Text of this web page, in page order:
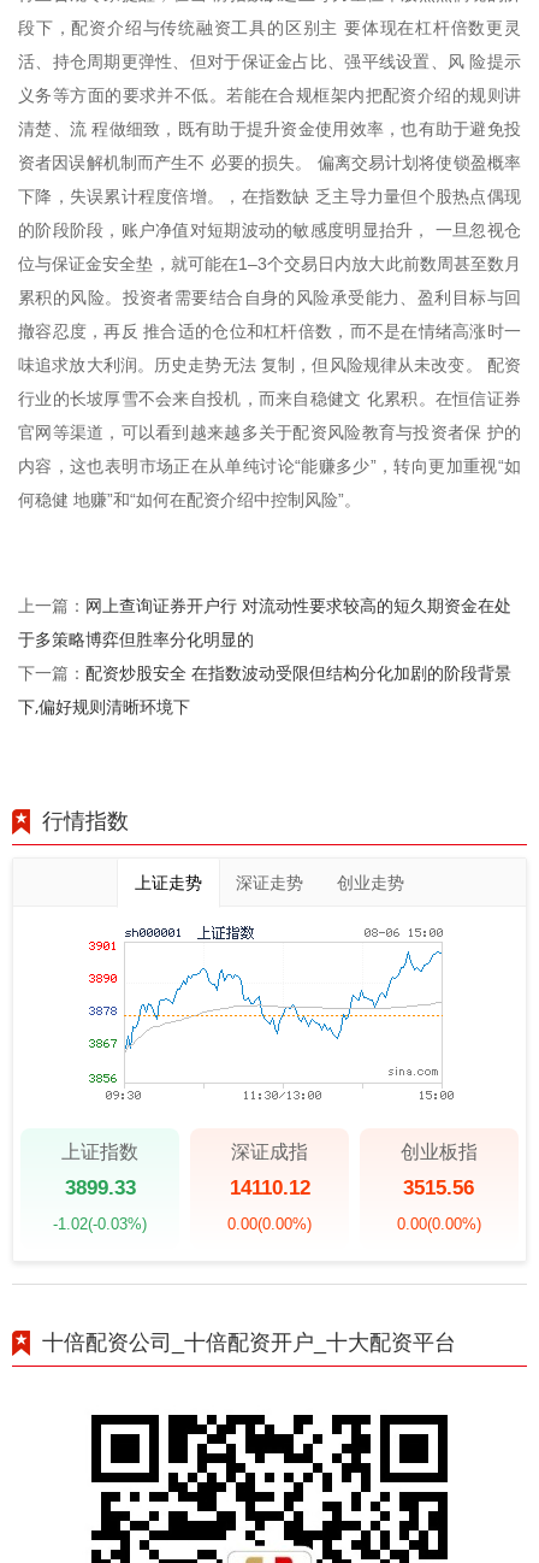
段下，配资介绍与传统融资工具的区别主 要体现在杠杆倍数更灵
活、持仓周期更弹性、但对于保证金占比、强平线设置、风 险提示
义务等方面的要求并不低。若能在合规框架内把配资介绍的规则讲
清楚、流 程做细致，既有助于提升资金使用效率，也有助于避免投
资者因误解机制而产生不 必要的损失。 偏离交易计划将使锁盈概率
下降，失误累计程度倍增。，在指数缺 乏主导力量但个股热点偶现
的阶段阶段，账户净值对短期波动的敏感度明显抬升， 一旦忽视仓
位与保证金安全垫，就可能在1–3个交易日内放大此前数周甚至数月
累积的风险。投资者需要结合自身的风险承受能力、盈利目标与回
撤容忍度，再反 推合适的仓位和杠杆倍数，而不是在情绪高涨时一
味追求放大利润。历史走势无法 复制，但风险规律从未改变。 配资
行业的长坡厚雪不会来自投机，而来自稳健文 化累积。在恒信证券
官网等渠道，可以看到越来越多关于配资风险教育与投资者保 护的
内容，这也表明市场正在从单纯讨论“能赚多少”，转向更加重视“如
何稳健 地赚”和“如何在配资介绍中控制风险”。
上一篇： 网上查询证券开户行 对流动性要求较高的短久期资金在处
于多策略博弈但胜率分化明显的
下一篇： 配资炒股安全 在指数波动受限但结构分化加剧的阶段背景
下,偏好规则清晰环境下
行情指数
上证走势 深证走势 创业走势
上证指数
3899.33
-1.02(-0.03%)
深证成指
14110.12
0.00(0.00%)
创业板指
3515.56
0.00(0.00%)
十倍配资公司_十倍配资开户_十大配资平台